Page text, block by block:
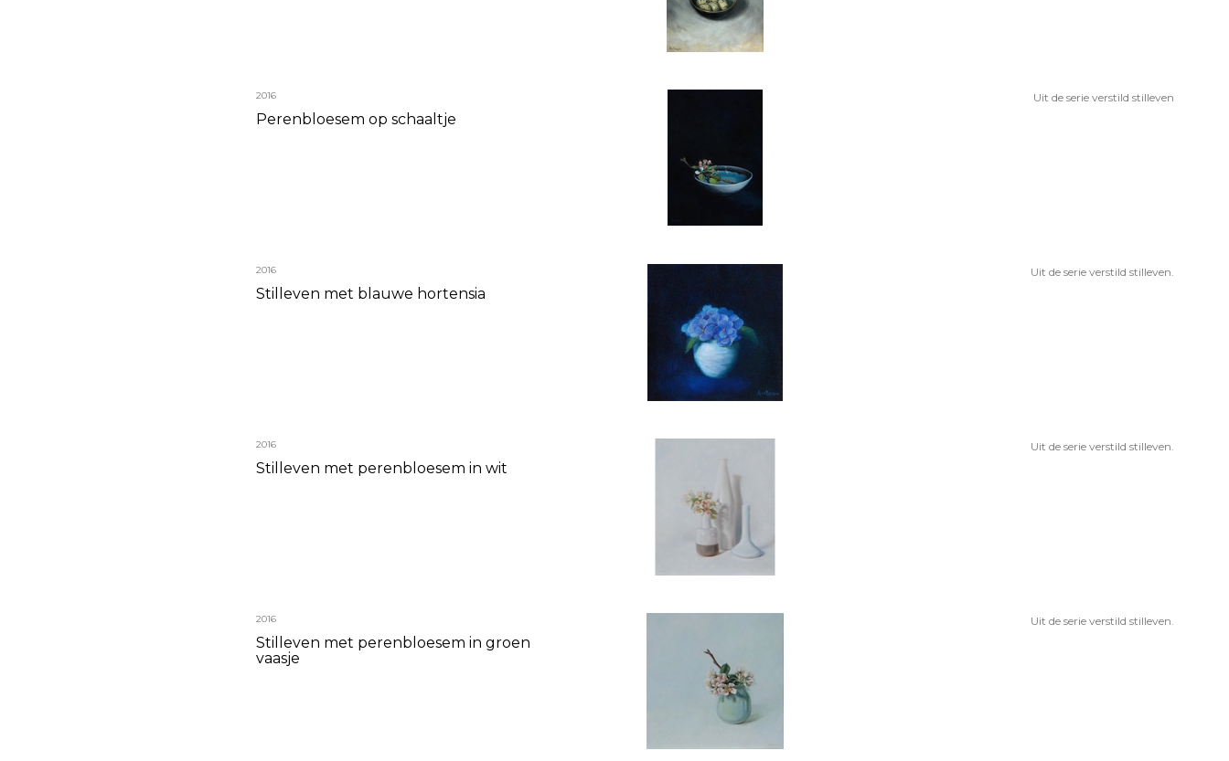
Perenbloesem op schaaltje
2016 Uit de serie verstild stilleven
Stilleven met blauwe hortensia
2016 Uit de serie verstild stilleven.
Stilleven met perenbloesem in wit
2016 Uit de serie verstild stilleven.
Stilleven met perenbloesem in groen
vaasje
2016 Uit de serie verstild stilleven.